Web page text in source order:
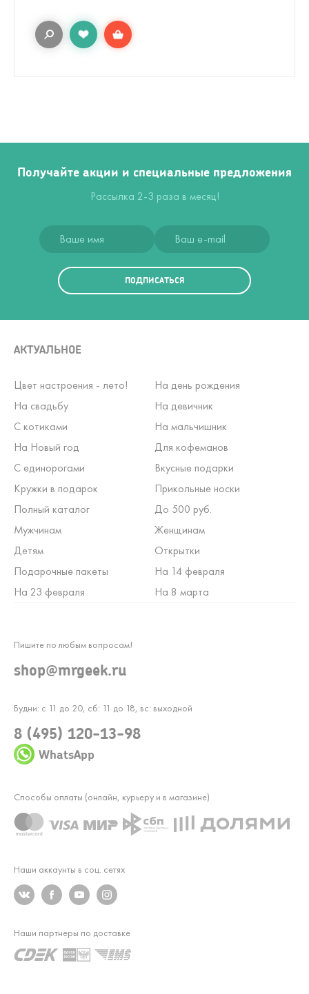
Получайте акции и специальные предложения
Рассылка 2-3 раза в месяц!
ПОДПИСАТЬСЯ
АКТУАЛЬНОЕ
Цвет настроения - лето!
На день рождения
На свадьбу
На девичник
С котиками
На мальчишник
На Новый год
Для кофеманов
С единорогами
Вкусные подарки
Кружки в подарок
Прикольные носки
Полный каталог
До 500 руб.
Мужчинам
Женщинам
Детям
Открытки
Подарочные пакеты
На 14 февраля
На 23 февраля
На 8 марта
Будни: с 11 до 20, сб: 11 до 18, вс: выходной
8 (495) 120-13-98
WhatsApp
Пишите по любым вопросам!
shop@mrgeek.ru
Наши аккаунты в соц. сетях
Способы оплаты (онлайн, курьеру и в магазине)
Наши партнеры по доставке